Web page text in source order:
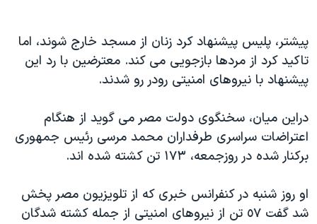
پیشتر، پلیس پیشنهاد کرد زنان از مسجد خارج شوند، اما
تاکید کرد از مردها بازجویی می کند. معترضین با رد این
پیشنهاد با نیروهای امنیتی رودر رو شدند.
دراین میان، سخنگوی دولت مصر می گوید از هنگام
اعتراضات سراسری طرفداران محمد مرسی رئیس جمهوری
برکنار شده در روزجمعه، ١٧٣ تن کشته شده اند.
او روز شنبه در کنفرانس خبری که از تلویزیون مصر پخش
شد گفت ٥٧ تن از نیروهای امنیتی از جمله کشته شدگان